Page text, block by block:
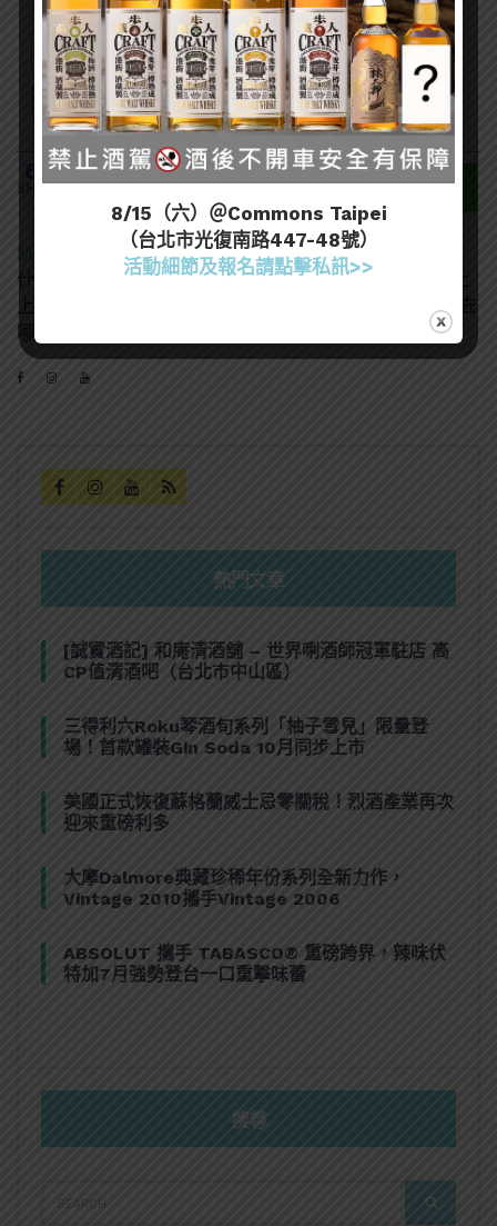
806
SHARES
什麼酒都喝，酒精中漂浮的塵世小書僮，沒事喝喝酒上
上課。終於考過葡萄酒WSET L3、唎酒師，接下來該去
哪呢？
熱門文章
[誠實酒記] 和庵清酒舖 – 世界唎酒師冠軍駐店 高
CP值清酒吧（台北市中山區）
三得利六Roku琴酒旬系列「柚子雪見」限量登
場！首款罐裝Gin Soda 10月同步上市
美國正式恢復蘇格蘭威士忌零關稅！烈酒產業再次
迎來重磅利多
大摩Dalmore典藏珍稀年份系列全新力作，
Vintage 2010攜手Vintage 2006
ABSOLUT 攜手 TABASCO® 重磅跨界，辣味伏
特加7月強勢登台一口重擊味蕾
搜尋
FOR:
SEARCH
8/15（六）＠Commons Taipei
（台北市光復南路447-48號）
活動細節及報名請點擊私訊>>